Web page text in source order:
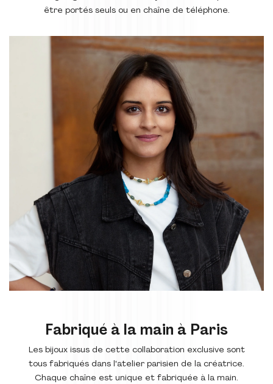
être portés seuls ou en chaîne de téléphone.
Fabriqué à la main à Paris
Les bijoux issus de cette collaboration exclusive sont
tous fabriqués dans l'atelier parisien de la créatrice.
Chaque chaîne est unique et fabriquée à la main.